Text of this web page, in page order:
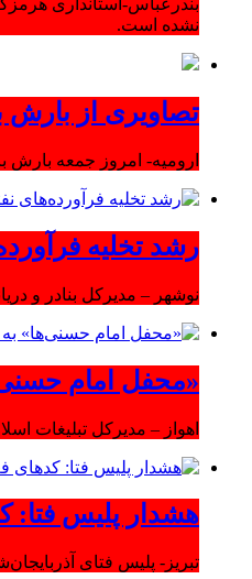
بندرعباس-استانداری
نشده است.
تصاویری از
ارومیه- امروز جمعه
رشد تخلیه
نوشهر – مدیرکل بنادر و
«محفل امام
اهواز – مدیرکل تبلیغات
هشدار پلیس فتا:
تبریز- پلیس فتای